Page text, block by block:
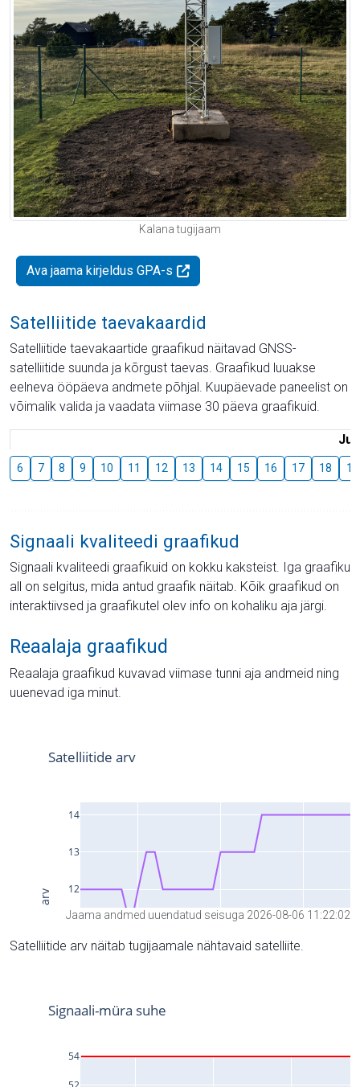
Kalana tugijaam
Ava jaama kirjeldus GPA-s
Satelliitide taevakaardid
Satelliitide taevakaartide graafikud näitavad GNSS-
satelliitide suunda ja kõrgust taevas. Graafikud luuakse
eelneva ööpäeva andmete põhjal. Kuupäevade paneelist on
võimalik valida ja vaadata viimase 30 päeva graafikuid.
6 7 8 9 10 11 12 13 14 15 16 17 18 19
Signaali kvaliteedi graafikud
Signaali kvaliteedi graafikuid on kokku kaksteist. Iga graafiku
all on selgitus, mida antud graafik näitab. Kõik graafikud on
interaktiivsed ja graafikutel olev info on kohaliku aja järgi.
Reaalaja graafikud
Reaalaja graafikud kuvavad viimase tunni aja andmeid ning
uuenevad iga minut.
Jaama andmed uuendatud seisuga 2026-08-06 11:22:02
Satelliitide arv näitab tugijaamale nähtavaid satelliite.